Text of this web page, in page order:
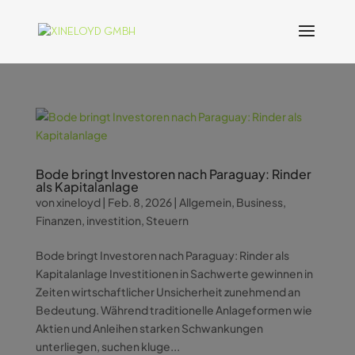
Bode bringt Investoren nach Paraguay: Rinder
als Kapitalanlage
vonxineloyd| Feb. 8, 2026| Allgemein, Business,
Finanzen, investition, Steuern
Bode bringt Investoren nach Paraguay: Rinder als
Kapitalanlage Investitionen in Sachwerte gewinnen in
Zeiten wirtschaftlicher Unsicherheit zunehmend an
Bedeutung. Während traditionelle Anlageformen wie
Aktien und Anleihen starken Schwankungen
unterliegen, suchen kluge...